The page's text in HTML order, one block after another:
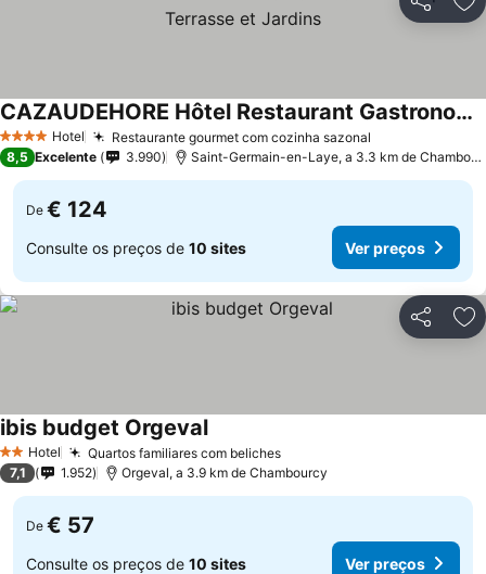
Partilhar
4 EstrelasHotel Restaurante gourmet com cozinha sazonal
CAZAUDEHORE Hôtel Restaurant Gastronomique Terrasse et Jardins
Ver preços
8,5 Excelente 3.990 Saint-Germain-en-Laye, a 3.3 km de
De € 124
Consulte os preços de 10 sites Ver preços
Partilhar
2 Estrelas
Hotel Quartos familiares com belichesVer preços
ibis budget OrgevalVer preços
7,1 1.952 Orgeval, a 3.9 km de Chambourcy
De € 57
Consulte os preços de 10 sites Ver preços